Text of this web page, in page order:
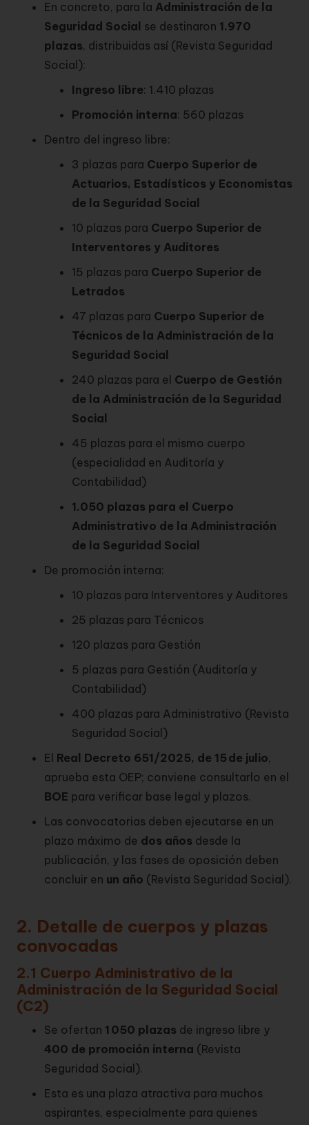
En concreto, para la Administración de la
Seguridad Social se destinaron 1.970
plazas, distribuidas así (Revista Seguridad
Social):
Ingreso libre: 1.410 plazas
Promoción interna: 560 plazas
Dentro del ingreso libre:
3 plazas para Cuerpo Superior de
Actuarios, Estadísticos y Economistas
de la Seguridad Social
10 plazas para Cuerpo Superior de
Interventores y Auditores
15 plazas para Cuerpo Superior de
Letrados
47 plazas para Cuerpo Superior de
Técnicos de la Administración de la
Seguridad Social
240 plazas para el Cuerpo de Gestión
de la Administración de la Seguridad
Social
45 plazas para el mismo cuerpo
(especialidad en Auditoría y
Contabilidad)
1.050 plazas para el Cuerpo
Administrativo de la Administración
de la Seguridad Social
De promoción interna:
10 plazas para Interventores y Auditores
25 plazas para Técnicos
120 plazas para Gestión
5 plazas para Gestión (Auditoría y
Contabilidad)
400 plazas para Administrativo (Revista
Seguridad Social)
El Real Decreto 651/2025, de 15 de julio,
aprueba esta OEP; conviene consultarlo en el
BOE para verificar base legal y plazos.
Las convocatorias deben ejecutarse en un
plazo máximo de dos años desde la
publicación, y las fases de oposición deben
concluir en un año (Revista Seguridad Social).
2. Detalle de cuerpos y plazas
convocadas
2.1 Cuerpo Administrativo de la
Administración de la Seguridad Social
(C2)
Se ofertan 1 050 plazas de ingreso libre y
400 de promoción interna (Revista
Seguridad Social ).
Esta es una plaza atractiva para muchos
aspirantes, especialmente para quienes